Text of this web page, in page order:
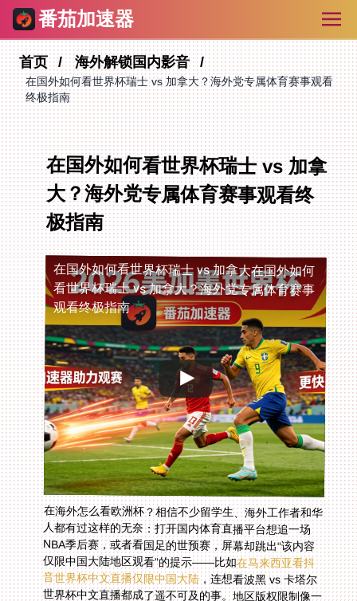
番茄加速器
首页 海外解锁国内影音
在国外如何看世界杯瑞士 vs 加拿大？海外党专属体育赛事观看
终极指南
在国外如何看世界杯瑞士 vs 加拿
大？海外党专属体育赛事观看终
极指南
在国外如何看世界杯瑞士 vs 加拿大在国外如何
看世界杯瑞士 vs 加拿大？海外党专属体育赛事
观看终极指南
在海外怎么看欧洲杯？相信不少留学生、海外工作者和华
人都有过这样的无奈：打开国内体育直播平台想追一场
NBA季后赛，或者看国足的世预赛，屏幕却跳出“该内容
仅限中国大陆地区观看”的提示——比如在马来西亚看抖
音世界杯中文直播仅限中国大陆，连想看波黑 vs 卡塔尔
世界杯中文直播都成了遥不可及的事。地区版权限制像一
道无形的墙，把我们和熟悉的中文解说、精彩赛事隔离
开。这篇指南就带你破解这个难题：选对回国加速器，不
仅能流畅看世界杯瑞士vs加拿大的中文直播，还能解锁
NBA、欧洲杯等所有国内体育内容，让你在海外也能和国